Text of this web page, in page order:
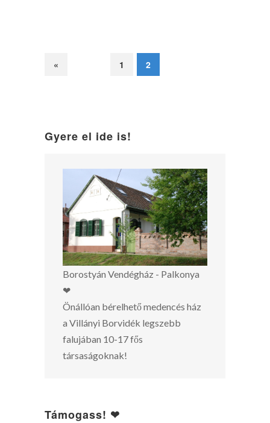
« 1 2
Gyere el ide is!
Borostyán Vendégház - Palkonya
❤
Önállóan bérelhető medencés ház
a Villányi Borvidék legszebb
falujában 10-17 fős
társaságoknak!
Támogass! ❤